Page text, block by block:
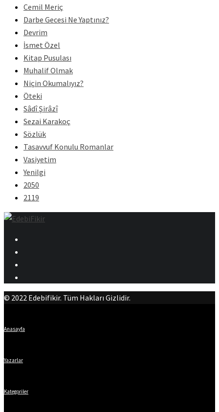
Cemil Meriç
Darbe Gecesi Ne Yaptınız?
Devrim
İsmet Özel
Kitap Pusulası
Muhalif Olmak
Niçin Okumalıyız?
Öteki
Sâdî Şirâzî
Sezai Karakoç
Sözlük
Tasavvuf Konulu Romanlar
Vasiyetim
Yenilgi
2050
2119
© 2022 Edebifikir. Tüm Hakları Gizlidir.
Anasayfa
Yazarlar
Kategoriler